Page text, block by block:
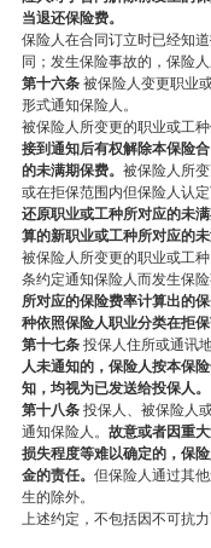
当退还保险费。
保险人在合同订立时已经知
同；发生保险事故的，保险
第十六条被保险人变更职业
形式通知保险人。
被保险人所变更的职业或工
接到通知后有权解除本保险
的未满期保费。 被保险人所
或在拒保范围内但保险人认
还原职业或工种所对应的未
算的新职业或工种所对应的未
被保险人所变更的职业或工
条约定通知保险人而发生保险
所对应的保险费率计算出的
种依照保险人职业分类在拒
第十七条投保人住所或通讯
人未通知的，保险人按本保
知，均视为已发送给投保人。
第十八条投保人、被保险人
通知保险人。 故意或者因重
损失程度等难以确定的，保
金的责任。 但保险人通过其
生的除外。
上述约定，不包括因不可抗力